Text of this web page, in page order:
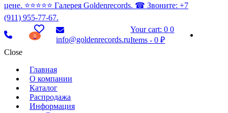
цене. ⭐️⭐️⭐️⭐️⭐️ Галерея Goldenrecords. ☎ Звоните: +7
(911) 955-77-67.
0 info@goldenrecords.ru
Your cart: 00
Items -0 ₽
Close
Главная
О компании
Каталог
Распродажа
Информация